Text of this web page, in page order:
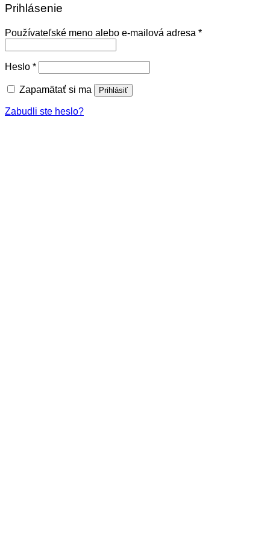
Prihlásenie
Používateľské meno alebo e-mailová adresa *Povinné
Heslo *Povinné
Zapamätať si ma Prihlásiť
Zabudli ste heslo?